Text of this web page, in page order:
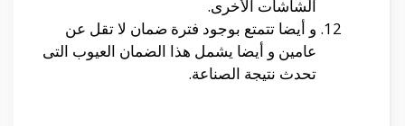
الشاشات الأخرى.
و أيضا تتمتع بوجود فترة ضمان لا تقل عن
عامين و أيضا يشمل هذا الضمان العيوب التى
تحدث نتيجة الصناعة.